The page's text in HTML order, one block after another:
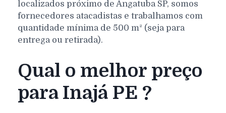
localizados próximo de Angatuba SP, somos
fornecedores atacadistas e trabalhamos com
quantidade mínima de 500 m² (seja para
entrega ou retirada).
Qual o melhor preço
para Inajá PE ?